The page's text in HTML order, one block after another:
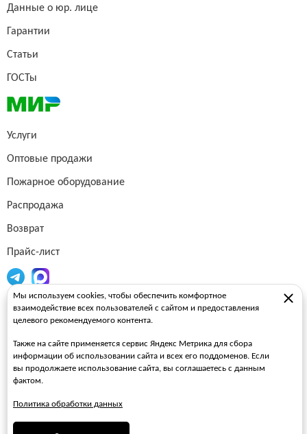
Данные о юр. лице
Гарантии
Статьи
ГОСТы
Услуги
Оптовые продажи
Пожарное оборудование
Распродажа
Возврат
Прайс-лист
Огнетушители
Пожарные стволы
Пожарные шкафы
FAQ
Мы используем cookies, чтобы обеспечить комфортное
взаимодействие всех пользователей с сайтом и предоставления
целевого рекомендуемого контента.
Также на сайте применяется сервис Яндекс Метрика для сбора
информации об использовании сайта и всех его поддоменов. Если
вы продолжаете использование сайта, вы соглашаетесь с данным
фактом.
Политика обработки данных